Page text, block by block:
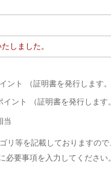
しました。
ント （証明書を発行します
イント （証明書を発行します
当
リ等を記載しておりますの
必要事項を入力してください